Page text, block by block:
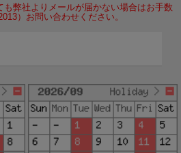
弊社よりメールが届かない場合はお手数
）お問い合わせください。